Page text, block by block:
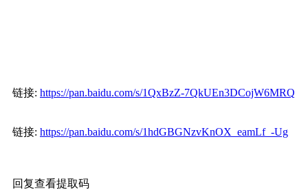
链接: https://pan.baidu.com/s/1QxBzZ-7QkUEn3DCojW6MRQ
链接: https://pan.baidu.com/s/1hdGBGNzvKnOX_eamLf_-Ug
回复查看提取码